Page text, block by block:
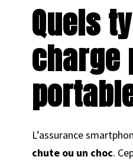
Quels
charge
L’assurance
chute ou un choc.